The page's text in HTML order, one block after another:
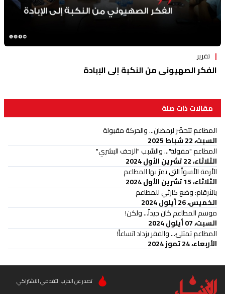
تقرير
الفكر الصهيوني من النكبة إلى الإبادة
مقالات ذات صلة
المطاعم تتحضّر لرمضان... والحركة مقبولة
السبت، 22 شباط 2025
المطاعم "مفولة"... والسّبب "الزحف البشري"
الثلاثاء، 22 تشرين الأول 2024
الأزمة الأسوأ التي تمرّ بها المطاعم
الثلاثاء، 15 تشرين الأول 2024
بالأرقام: وضع كارثي للمطاعم
الخميس، 26 أيلول 2024
موسم المطاعم كان جيداً... ولكن!
السبت، 07 أيلول 2024
المطاعم تمتلئ... والفقر يزداد اتساعاً!
الأربعاء، 24 تموز 2024
تصدر عن الحزب التقدمي الاشتراكي